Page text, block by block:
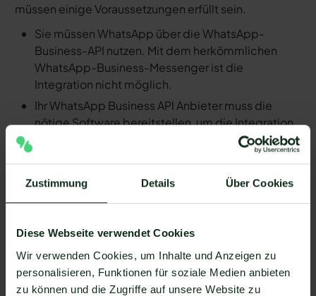
Zustimmung Details Über Cookies
Diese Webseite verwendet Cookies
Wir verwenden Cookies, um Inhalte und Anzeigen zu
personalisieren, Funktionen für soziale Medien anbieten
zu können und die Zugriffe auf unsere Website zu
müssen einige Voraussetzungen erfüllt sein.
Sie müssen WhatsApp über die WhatsApp-
Business-API nutzen. Mit dem herkömmlichen
WhatsApp-Business-Messenger ist die
Integration nicht möglich.
Ihr WhatsApp Business API Anbieter muss die
nötige Software bereitstellen, um die Integration
zu ermöglichen. Längst nicht alle Anbieter der
WhatsApp API sind in der Lage, eine Integration
von Salesdock und WhatsApp zu ermöglichen. Mit
Mateo stehen Ihnen dank der Zapier Integration
über 6.000 Apps zur Verfügung, die Sie mit
natürlich auch Salesdock !
Da der Einrichtungsprozess der Integration je nach
dem Anbieter der WhatsApp API Schnittstelle